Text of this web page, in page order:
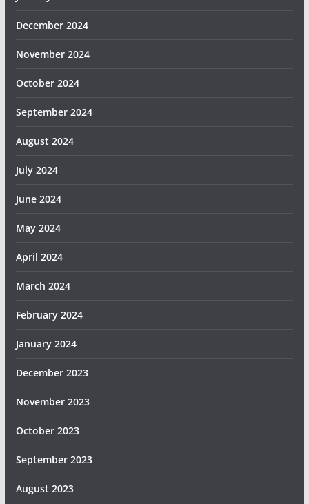
December 2024
November 2024
October 2024
September 2024
August 2024
July 2024
June 2024
May 2024
April 2024
March 2024
February 2024
January 2024
December 2023
November 2023
October 2023
September 2023
August 2023